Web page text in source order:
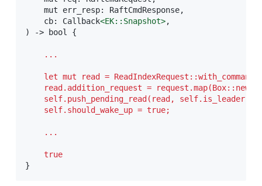
    mut err_resp: RaftCmdResponse,
    cb: Callback
<EK: :Snapshot>,
) -> bool {
    ...
let mut read =
    read.addition_request = request.map(Box::new);
self.push_pending_read(read,
    self.should_wake_up = true;
    ...
    true
}